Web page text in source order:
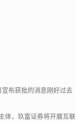
布获批的消息刚好过去
体，玖富证券将开展互联